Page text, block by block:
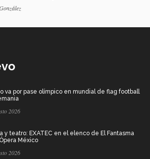
va por pase olímpico en mundial de flag football
2026
y teatro: EXATEC en el elenco de El Fantasma
México
2026